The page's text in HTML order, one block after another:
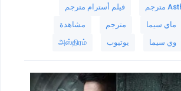
فيلم أسترام مترجم
ماي سيما مترجم
مشاهدة
وي سيما يوتيوب அஸ்திரம்